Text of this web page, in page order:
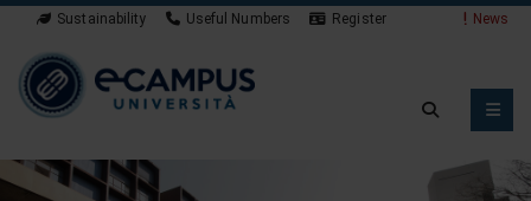
Sustainability Useful Numbers Register News